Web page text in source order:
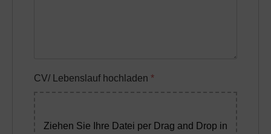
CV/ Lebenslauf hochladen *
Ziehen Sie Ihre Datei per Drag and Drop in